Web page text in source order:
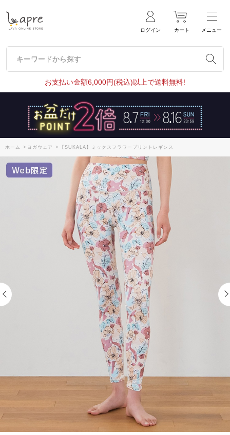
ログイン カート メニュー
キーワードから探す
キーワードから探す
お支払い金額6,000円(税込)以上で送料無料!
ホーム > ヨガウェア > 【SUKALA】ミックスフラワープリントレギンス